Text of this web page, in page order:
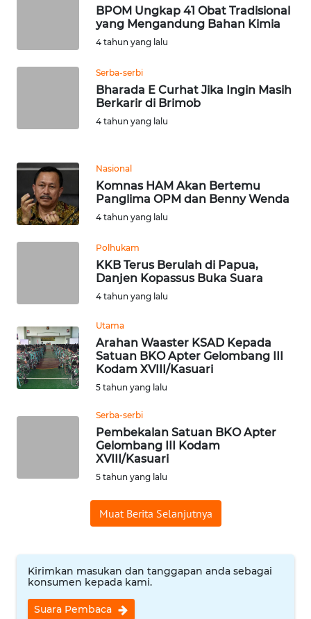
BPOM Ungkap 41 Obat Tradisional
yang Mengandung Bahan Kimia
4 tahun yang lalu
Serba-serbi
Bharada E Curhat Jika Ingin Masih
Berkarir di Brimob
4 tahun yang lalu
Nasional
Komnas HAM Akan Bertemu
Panglima OPM dan Benny Wenda
4 tahun yang lalu
Polhukam
KKB Terus Berulah di Papua,
Danjen Kopassus Buka Suara
4 tahun yang lalu
Utama
Arahan Waaster KSAD Kepada
Satuan BKO Apter Gelombang III
Kodam XVIII/Kasuari
5 tahun yang lalu
Serba-serbi
Pembekalan Satuan BKO Apter
Gelombang III Kodam
XVIII/Kasuari
5 tahun yang lalu
Muat Berita Selanjutnya
Kirimkan masukan dan tanggapan anda sebagai
konsumen kepada kami.
Suara Pembaca
WN
WN
SULTRA
WN
WN
SULBAR
WN
BABEL
WN
WN
LAMPUNG